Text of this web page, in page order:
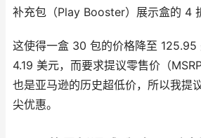
补充包（Play Booster）展示盒的 4
这使得一盒 30 包的价格降至 125.95
4.19 美元，而要求提议零售价（
也是亚马逊的历史超低价，所以我提
尖优惠。